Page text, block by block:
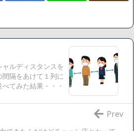
「桃鉄の赤マスは実際に行ってみてク
220gカリッカリになるまで焼いて重さ
ったら御の字やろなあww)」→結
・・・・・・・・・・
医薬品、4割が承認書と異なる製造だ
な数字だ」
ルディスタンスを
隔をあけて１列に
べてみた結果・・・
Prev